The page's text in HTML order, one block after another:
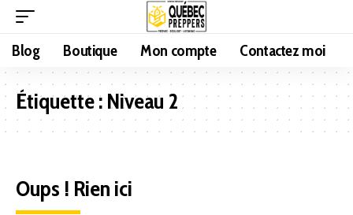
Blog Boutique Mon compte Contactez moi
Étiquette : Niveau 2
Oups ! Rien ici